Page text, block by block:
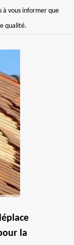
à vous informer que
qualité.
la